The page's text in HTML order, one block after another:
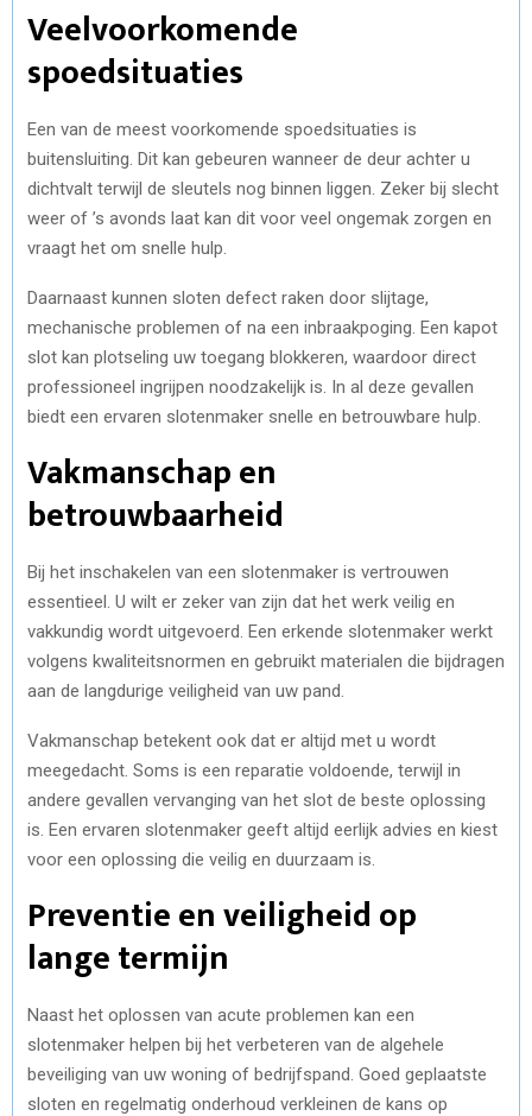
Veelvoorkomende
spoedsituaties
Een van de meest voorkomende spoedsituaties is
buitensluiting. Dit kan gebeuren wanneer de deur achter u
dichtvalt terwijl de sleutels nog binnen liggen. Zeker bij slecht
weer of ’s avonds laat kan dit voor veel ongemak zorgen en
vraagt het om snelle hulp.
Daarnaast kunnen sloten defect raken door slijtage,
mechanische problemen of na een inbraakpoging. Een kapot
slot kan plotseling uw toegang blokkeren, waardoor direct
professioneel ingrijpen noodzakelijk is. In al deze gevallen
biedt een ervaren slotenmaker snelle en betrouwbare hulp.
Vakmanschap en
betrouwbaarheid
Bij het inschakelen van een slotenmaker is vertrouwen
essentieel. U wilt er zeker van zijn dat het werk veilig en
vakkundig wordt uitgevoerd. Een erkende slotenmaker werkt
volgens kwaliteitsnormen en gebruikt materialen die bijdragen
aan de langdurige veiligheid van uw pand.
Vakmanschap betekent ook dat er altijd met u wordt
meegedacht. Soms is een reparatie voldoende, terwijl in
andere gevallen vervanging van het slot de beste oplossing
is. Een ervaren slotenmaker geeft altijd eerlijk advies en kiest
voor een oplossing die veilig en duurzaam is.
Preventie en veiligheid op
lange termijn
Naast het oplossen van acute problemen kan een
slotenmaker helpen bij het verbeteren van de algehele
beveiliging van uw woning of bedrijfspand. Goed geplaatste
sloten en regelmatig onderhoud verkleinen de kans op